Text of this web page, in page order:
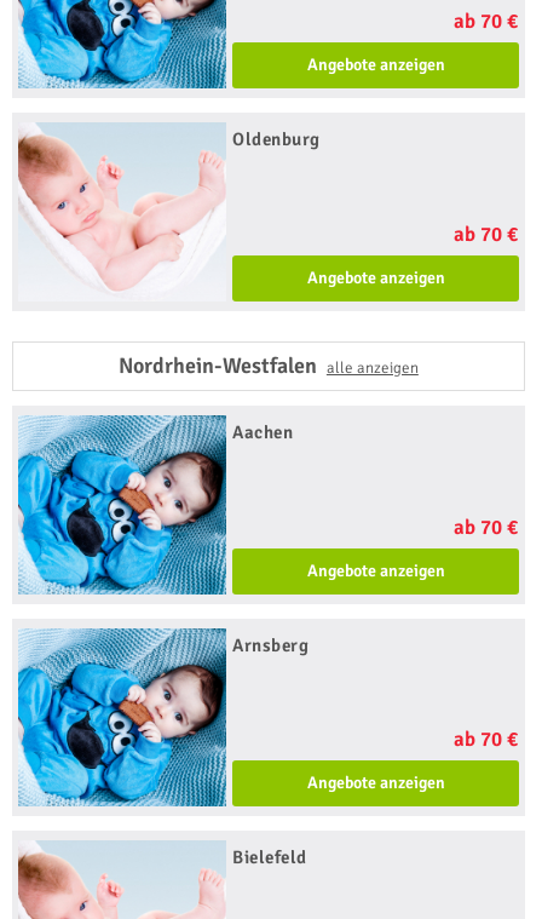
ab 70 €
Angebote anzeigen
Oldenburg
ab 70 €
Angebote anzeigen
Nordrhein-Westfalen alle anzeigen
Aachen
ab 70 €
Angebote anzeigen
Arnsberg
ab 70 €
Angebote anzeigen
Bielefeld